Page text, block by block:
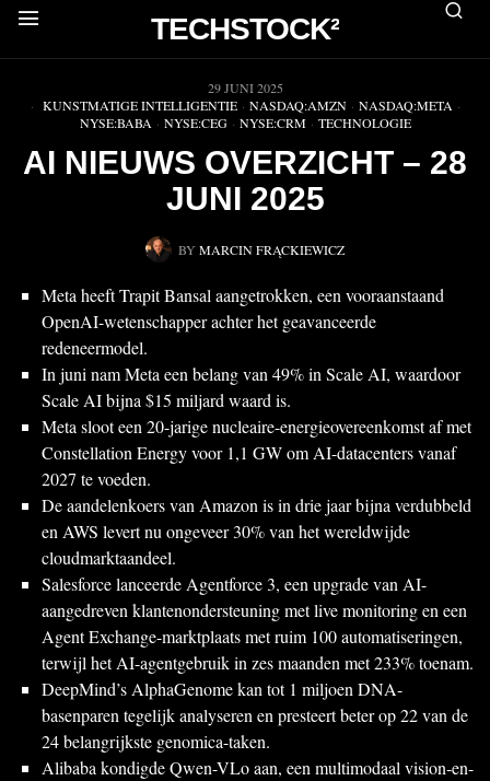
TECHSTOCK²
▶
29 JUNI 2025
KUNSTMATIGE INTELLIGENTIE · NASDAQ:AMZN · NASDAQ:META ·
NYSE:BABA · NYSE:CEG · NYSE:CRM · TECHNOLOGIE
AI NIEUWS OVERZICHT – 28
JUNI 2025
BY MARCIN FRĄCKIEWICZ
Meta heeft Trapit Bansal aangetrokken, een vooraanstaand
OpenAI-wetenschapper achter het geavanceerde
redeneermodel.
In juni nam Meta een belang van 49% in Scale AI, waardoor
Scale AI bijna $15 miljard waard is.
Meta sloot een 20-jarige nucleaire-energieovereenkomst af met
Constellation Energy voor 1,1 GW om AI-datacenters vanaf
2027 te voeden.
De aandelenkoers van Amazon is in drie jaar bijna verdubbeld
en AWS levert nu ongeveer 30% van het wereldwijde
cloudmarktaandeel.
Salesforce lanceerde Agentforce 3, een upgrade van AI-
aangedreven klantenondersteuning met live monitoring en een
Agent Exchange-marktplaats met ruim 100 automatiseringen,
terwijl het AI-agentgebruik in zes maanden met 233% toenam.
DeepMind’s AlphaGenome kan tot 1 miljoen DNA-
basenparen tegelijk analyseren en presteert beter op 22 van de
24 belangrijkste genomica-taken.
Alibaba kondigde Qwen-VLo aan, een multimodaal vision‑en-